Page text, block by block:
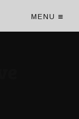
MENU